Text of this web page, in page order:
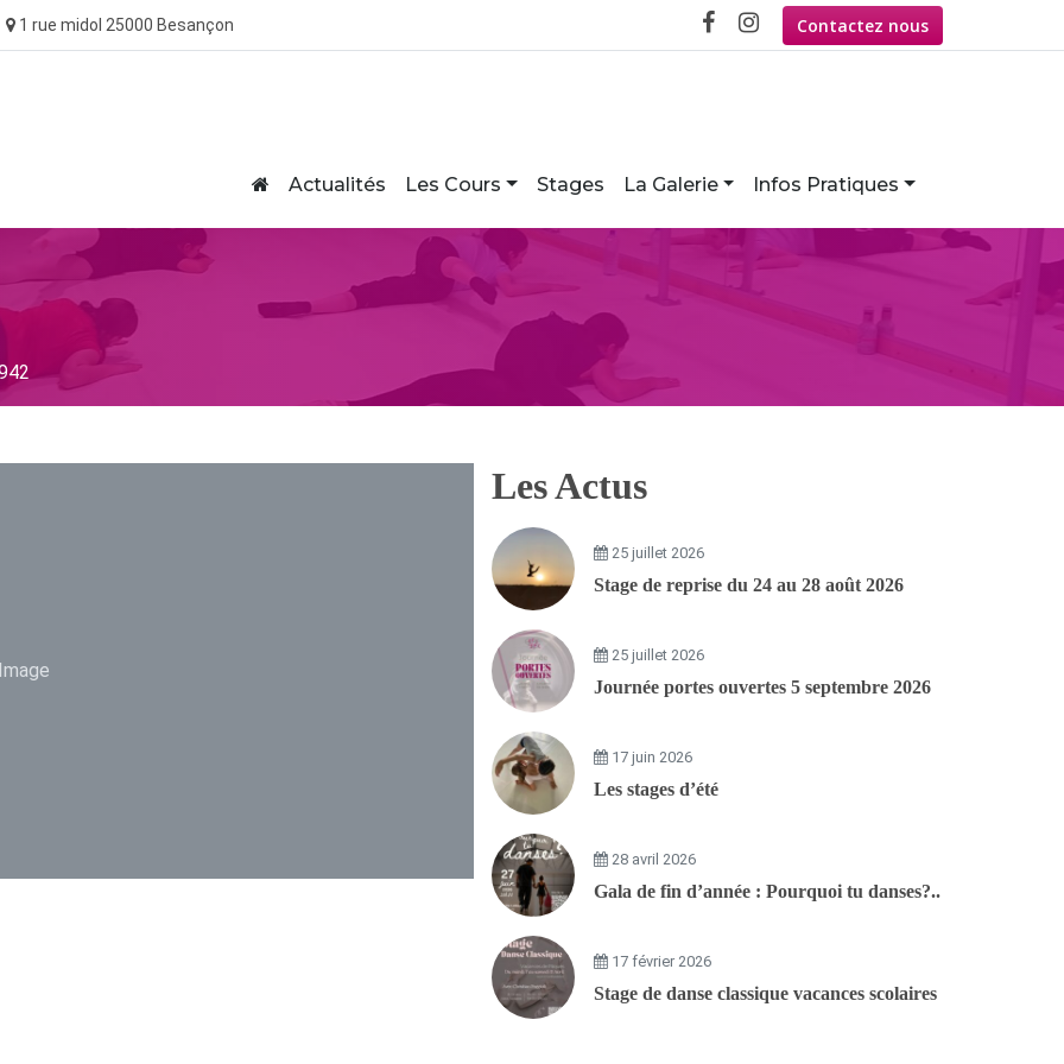
1 rue midol 25000 Besançon Contactez nous
Home
Actualités Les Cours Stages La Galerie Infos Pratiques
Image
Les Actus
25 juillet 2026
Stage de reprise du 24 au 28 août 2026
25 juillet 2026
Journée portes ouvertes 5 septembre 2026
17 juin 2026
Les stages d’été
28 avril 2026
Gala de fin d’année : Pourquoi tu danses?..
17 février 2026
Stage de danse classique vacances scolaires